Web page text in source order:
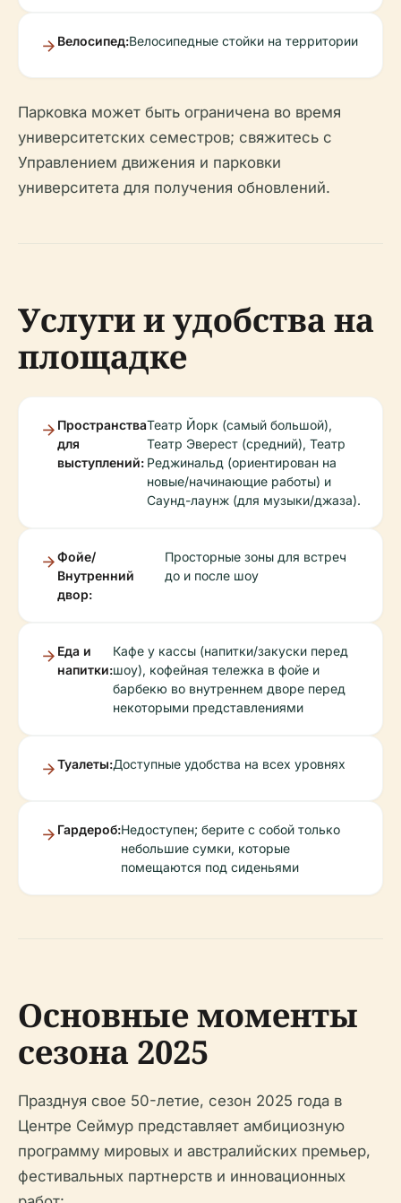
Велосипед:Велосипедные стойки на территории
Парковка может быть ограничена во время
университетских семестров; свяжитесь с
Управлением движения и парковки
университета для получения обновлений.
Услуги и удобства на
площадке
Пространства
для
выступлений:
Театр Йорк (самый большой),
Театр Эверест (средний), Театр
Реджинальд (ориентирован на
новые/начинающие работы) и
Саунд-лаунж (для музыки/джаза).
Фойе/
Внутренний
двор:
Просторные зоны для встреч
до и после шоу
Еда и
напитки:
Кафе у кассы (напитки/закуски перед
шоу), кофейная тележка в фойе и
барбекю во внутреннем дворе перед
некоторыми представлениями
Туалеты:Доступные удобства на всех уровнях
Гардероб:Недоступен; берите с собой только
небольшие сумки, которые
помещаются под сиденьями
Основные моменты
сезона 2025
Празднуя свое 50-летие, сезон 2025 года в
Центре Сеймур представляет амбициозную
программу мировых и австралийских премьер,
фестивальных партнерств и инновационных